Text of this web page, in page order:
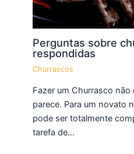
Perguntas sobre
respondidas
Churrascos
Fazer um Churrasco
parece. Para um novato
pode ser totalmente
tarefa de…